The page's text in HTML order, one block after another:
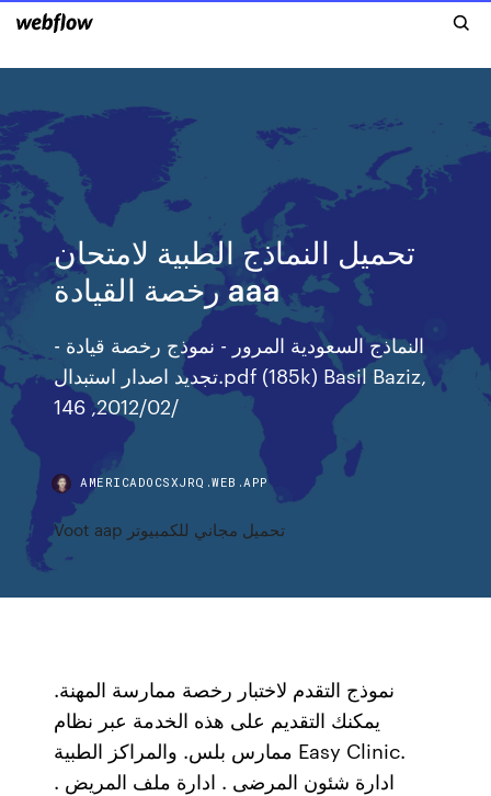
تحميل النماذج الطبية لامتحان
رخصة القيادة aaa
النماذج السعودية المرور - نموذج رخصة قيادة -
تجديد اصدار استبدال.pdf (185k) Basil Baziz,
14‏/02‏/2012, 6
AMERICADOCSXJRQ.WEB.APP
Voot aap تحميل مجاني للكمبيوتر
نموذج التقدم لاختبار رخصة ممارسة المهنة.
يمكنك التقديم على هذه الخدمة عبر نظام
ممارس بلس. والمراكز الطبية Easy Clinic.
ادارة شئون المرضى . ادارة ملف المريض .